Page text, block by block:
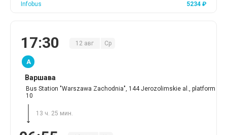
Infobus 5234 ₽
17:30 12 авг Ср
A
Варшава
Bus Station "Warszawa Zachodnia", 144 Jerozolimskie al., platform
10
13 ч. 25 мин.